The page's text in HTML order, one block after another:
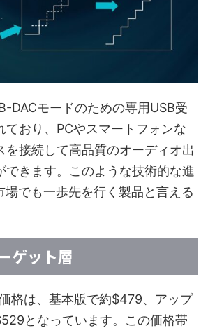
DACモードのための専用USB受
ており、PCやスマートフォンな
を接続して高品質のオーディオ出
できます。このような技術的な進
場でも一歩先を行く製品と言える
ゲット層
格は、基本版で約$479、アップ
となっています。この価格帯